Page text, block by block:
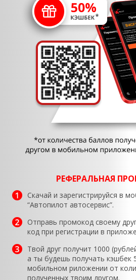
РЕФЕРАЛЬНАЯ
Скачай и зарегистрируйся в
“Автопилот автосервис”.
Отправь промокод своему
код при регистрации в
Твой друг получит 1000
а ты будешь получать кэшбек
мобильном риложении от
полученных твоим другом.